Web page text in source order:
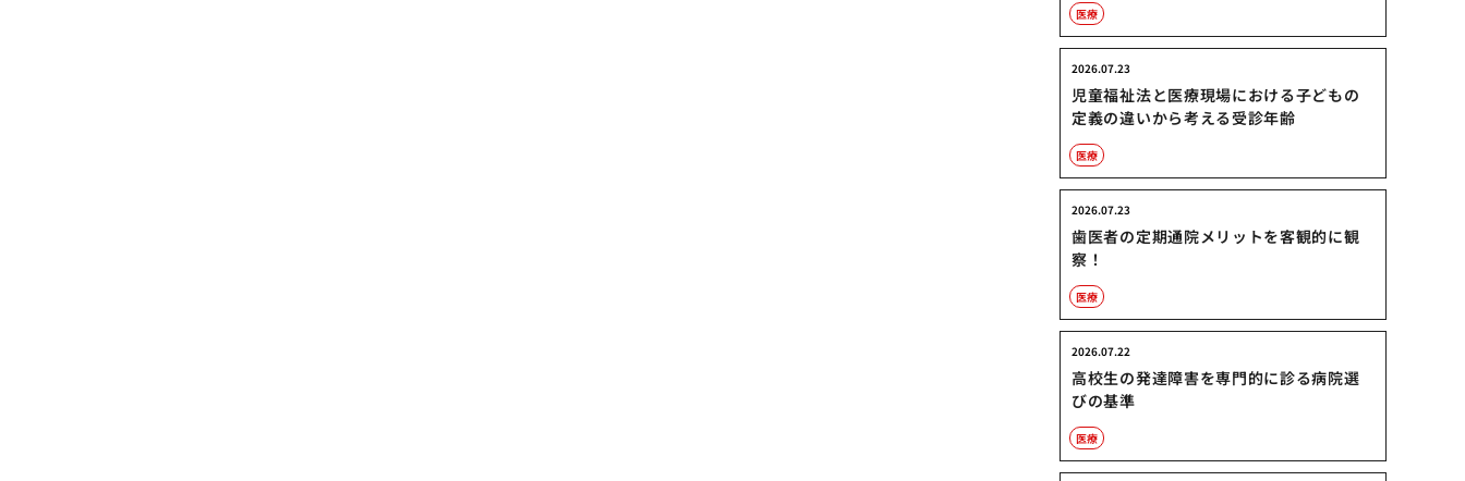
医療
児童福祉法と医療現場における子どもの
定義の違いから考える受診年齢
2026.07.23
医療
歯医者の定期通院メリットを客観的に観
察！
2026.07.23
医療
高校生の発達障害を専門的に診る病院選
びの基準
2026.07.22
医療